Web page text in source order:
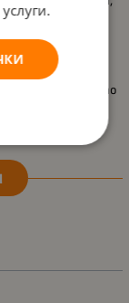
игри.
избор за
Тази
забавление, като